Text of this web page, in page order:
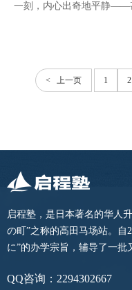
一刻，内心出奇地平静——
< 上一页 1 2
启程塾，是日本著名的华人
の町”之称的高田马场站。自
に”的办学宗旨，辅导了一
QQ咨询：2294302667